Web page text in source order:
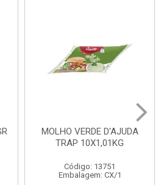
MOLHO VERDE D'AJUDA
TRAP 10X1,01KG
Código: 13751
Embalagem: CX/1